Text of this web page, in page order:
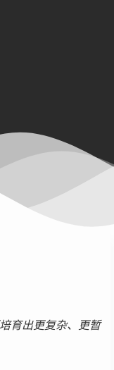
育出更复杂、更暂